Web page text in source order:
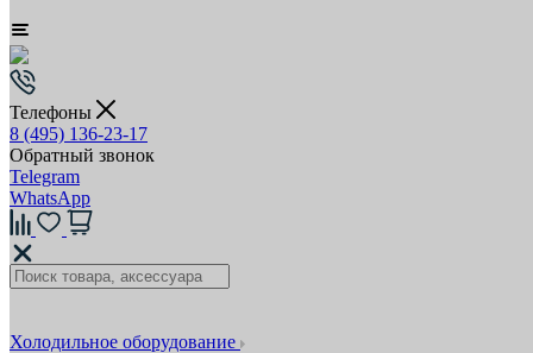
Телефоны
8 (495) 136-23-17
Обратный звонок
Telegram
WhatsApp
Холодильное оборудование